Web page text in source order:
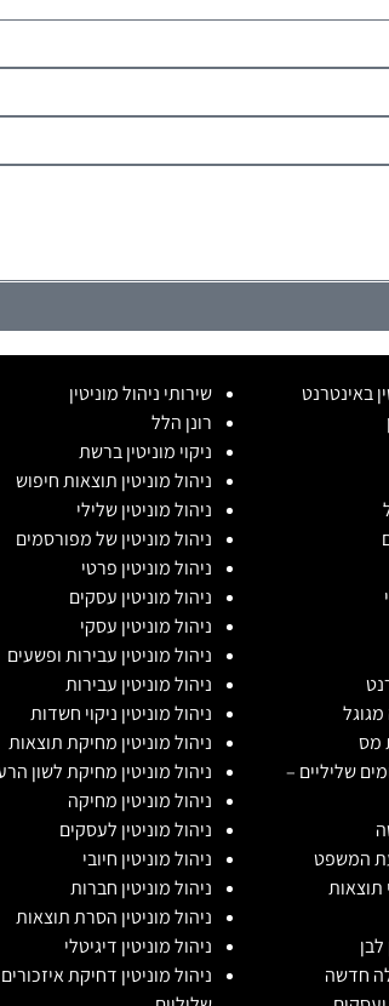
באינטרנט
מגוגל
מס
שליליים –
המשפט
תוצאות
לבן
חדשה
שירותי ניהול מוניטין
רונן הלל
ניקוי מוניטין ברשת
ניהול מוניטין תוצאות חיפוש
ניהול מוניטין שלילי
ניהול מוניטין של מפורסמים
ניהול מוניטין פרטי
ניהול מוניטין עסקים
ניהול מוניטין עסקי
ניהול מוניטין עבירות ופשעים
ניהול מוניטין עבירות
ניהול מוניטין ניקוי חשדות
ניהול מוניטין מחיקת תוצאות
ניהול מוניטין מחיקת לשון
ניהול מוניטין מחיקה
ניהול מוניטין לעסקים
ניהול מוניטין חיובי
ניהול מוניטין חברות
ניהול מוניטין הסרת תוצאות
ניהול מוניטין דיגיטלי
ניהול מוניטין דחיקת איזכורים